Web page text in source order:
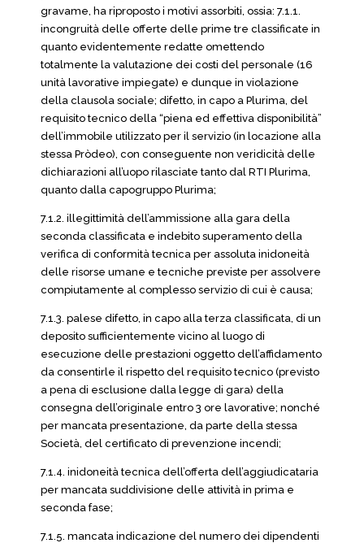
gravame, ha riproposto i motivi assorbiti, ossia: 7.1.1.
incongruità delle offerte delle prime tre classificate in
quanto evidentemente redatte omettendo
totalmente la valutazione dei costi del personale (16
unità lavorative impiegate) e dunque in violazione
della clausola sociale; difetto, in capo a Plurima, del
requisito tecnico della “piena ed effettiva disponibilità”
dell’immobile utilizzato per il servizio (in locazione alla
stessa Pròdeo), con conseguente non veridicità delle
dichiarazioni all’uopo rilasciate tanto dal RTI Plurima,
quanto dalla capogruppo Plurima;
7.1.2. illegittimità dell’ammissione alla gara della
seconda classificata e indebito superamento della
verifica di conformità tecnica per assoluta inidoneità
delle risorse umane e tecniche previste per assolvere
compiutamente al complesso servizio di cui è causa;
7.1.3. palese difetto, in capo alla terza classificata, di un
deposito sufficientemente vicino al luogo di
esecuzione delle prestazioni oggetto dell’affidamento
da consentirle il rispetto del requisito tecnico (previsto
a pena di esclusione dalla legge di gara) della
consegna dell’originale entro 3 ore lavorative; nonché
per mancata presentazione, da parte della stessa
Società, del certificato di prevenzione incendi;
7.1.4. inidoneità tecnica dell’offerta dell’aggiudicataria
per mancata suddivisione delle attività in prima e
seconda fase;
7.1.5. mancata indicazione del numero dei dipendenti